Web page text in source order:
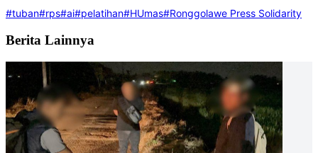
#tuban#rps#ai#pelatihan#HUmas#Ronggolawe Press Solidarity
Berita Lainnya